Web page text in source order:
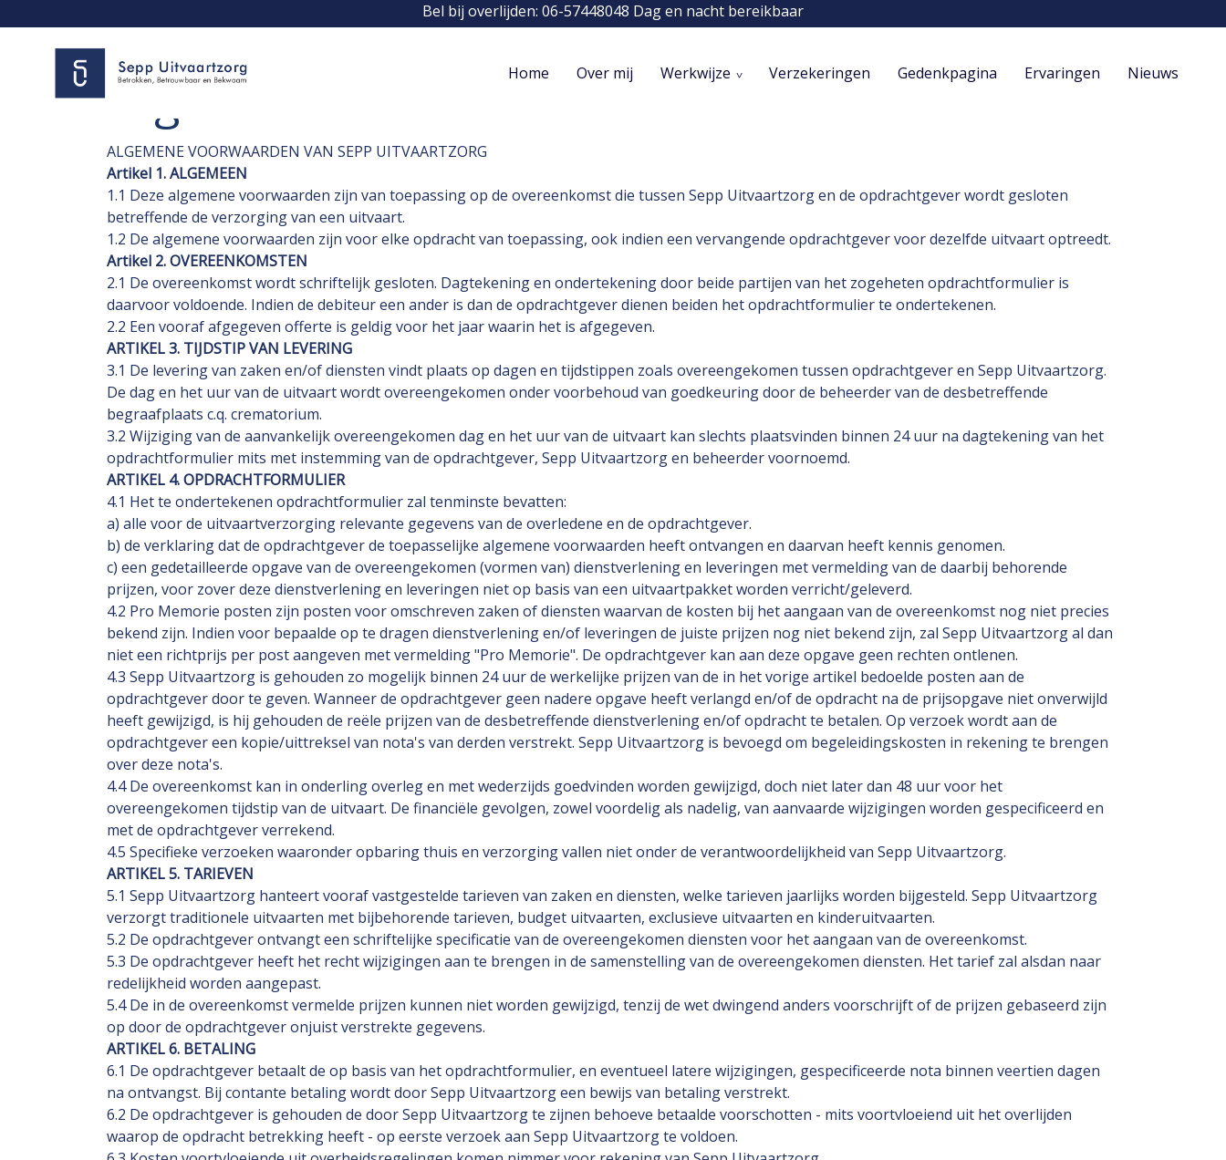
Bel bij overlijden: 06-57448048 Dag en nacht bereikbaar
Home Over mij Werkwijze Verzekeringen Gedenkpagina Ervaringen Nieuws
Algemene voorwaarden
ALGEMENE VOORWAARDEN VAN SEPP UITVAARTZORG
Artikel 1. ALGEMEEN
1.1 Deze algemene voorwaarden zijn van toepassing op de overeenkomst die tussen Sepp Uitvaartzorg en de opdrachtgever wordt gesloten
betreffende de verzorging van een uitvaart.
1.2 De algemene voorwaarden zijn voor elke opdracht van toepassing, ook indien een vervangende opdrachtgever voor dezelfde uitvaart optreedt.
Artikel 2. OVEREENKOMSTEN
2.1 De overeenkomst wordt schriftelijk gesloten. Dagtekening en ondertekening door beide partijen van het zogeheten opdrachtformulier is
daarvoor voldoende. Indien de debiteur een ander is dan de opdrachtgever dienen beiden het opdrachtformulier te ondertekenen.
2.2 Een vooraf afgegeven offerte is geldig voor het jaar waarin het is afgegeven.
ARTIKEL 3. TIJDSTIP VAN LEVERING
3.1 De levering van zaken en/of diensten vindt plaats op dagen en tijdstippen zoals overeengekomen tussen opdrachtgever en Sepp Uitvaartzorg.
De dag en het uur van de uitvaart wordt overeengekomen onder voorbehoud van goedkeuring door de beheerder van de desbetreffende
begraafplaats c.q. crematorium.
3.2 Wijziging van de aanvankelijk overeengekomen dag en het uur van de uitvaart kan slechts plaatsvinden binnen 24 uur na dagtekening van het
opdrachtformulier mits met instemming van de opdrachtgever, Sepp Uitvaartzorg en beheerder voornoemd.
ARTIKEL 4. OPDRACHTFORMULIER
4.1 Het te ondertekenen opdrachtformulier zal tenminste bevatten:
a) alle voor de uitvaartverzorging relevante gegevens van de overledene en de opdrachtgever.
b) de verklaring dat de opdrachtgever de toepasselijke algemene voorwaarden heeft ontvangen en daarvan heeft kennis genomen.
c) een gedetailleerde opgave van de overeengekomen (vormen van) dienstverlening en leveringen met vermelding van de daarbij behorende
prijzen, voor zover deze dienstverlening en leveringen niet op basis van een uitvaartpakket worden verricht/geleverd.
4.2 Pro Memorie posten zijn posten voor omschreven zaken of diensten waarvan de kosten bij het aangaan van de overeenkomst nog niet precies
bekend zijn. Indien voor bepaalde op te dragen dienstverlening en/of leveringen de juiste prijzen nog niet bekend zijn, zal Sepp Uitvaartzorg al dan
niet een richtprijs per post aangeven met vermelding "Pro Memorie". De opdrachtgever kan aan deze opgave geen rechten ontlenen.
4.3 Sepp Uitvaartzorg is gehouden zo mogelijk binnen 24 uur de werkelijke prijzen van de in het vorige artikel bedoelde posten aan de
opdrachtgever door te geven. Wanneer de opdrachtgever geen nadere opgave heeft verlangd en/of de opdracht na de prijsopgave niet onverwijld
heeft gewijzigd, is hij gehouden de reële prijzen van de desbetreffende dienstverlening en/of opdracht te betalen. Op verzoek wordt aan de
opdrachtgever een kopie/uittreksel van nota's van derden verstrekt. Sepp Uitvaartzorg is bevoegd om begeleidingskosten in rekening te brengen
over deze nota's.
4.4 De overeenkomst kan in onderling overleg en met wederzijds goedvinden worden gewijzigd, doch niet later dan 48 uur voor het
overeengekomen tijdstip van de uitvaart. De financiële gevolgen, zowel voordelig als nadelig, van aanvaarde wijzigingen worden gespecificeerd en
met de opdrachtgever verrekend.
4.5 Specifieke verzoeken waaronder opbaring thuis en verzorging vallen niet onder de verantwoordelijkheid van Sepp Uitvaartzorg.
ARTIKEL 5. TARIEVEN
5.1 Sepp Uitvaartzorg hanteert vooraf vastgestelde tarieven van zaken en diensten, welke tarieven jaarlijks worden bijgesteld. Sepp Uitvaartzorg
verzorgt traditionele uitvaarten met bijbehorende tarieven, budget uitvaarten, exclusieve uitvaarten en kinderuitvaarten.
5.2 De opdrachtgever ontvangt een schriftelijke specificatie van de overeengekomen diensten voor het aangaan van de overeenkomst.
5.3 De opdrachtgever heeft het recht wijzigingen aan te brengen in de samenstelling van de overeengekomen diensten. Het tarief zal alsdan naar
redelijkheid worden aangepast.
5.4 De in de overeenkomst vermelde prijzen kunnen niet worden gewijzigd, tenzij de wet dwingend anders voorschrijft of de prijzen gebaseerd zijn
op door de opdrachtgever onjuist verstrekte gegevens.
ARTIKEL 6. BETALING
6.1 De opdrachtgever betaalt de op basis van het opdrachtformulier, en eventueel latere wijzigingen, gespecificeerde nota binnen veertien dagen
na ontvangst. Bij contante betaling wordt door Sepp Uitvaartzorg een bewijs van betaling verstrekt.
6.2 De opdrachtgever is gehouden de door Sepp Uitvaartzorg te zijnen behoeve betaalde voorschotten - mits voortvloeiend uit het overlijden
waarop de opdracht betrekking heeft - op eerste verzoek aan Sepp Uitvaartzorg te voldoen.